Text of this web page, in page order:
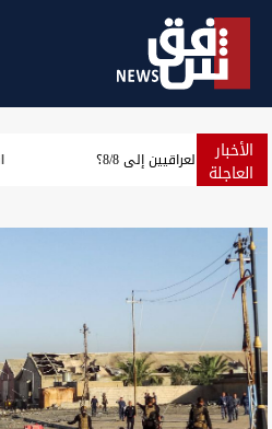
الأخبار
العاجلة من "يوم النصر" إلى ذكرى